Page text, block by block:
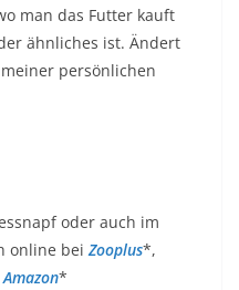
man das Futter kauft
ähnliches ist. Ändert
persönlichen
oder auch im
online beiZooplus*,
Amazon*